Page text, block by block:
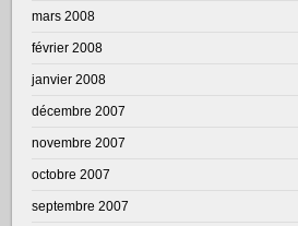
mars 2008
février 2008
janvier 2008
décembre 2007
novembre 2007
octobre 2007
septembre 2007